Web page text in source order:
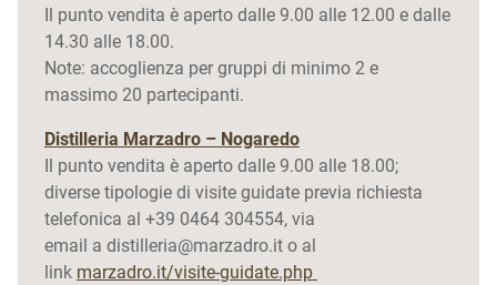
Il punto vendita è aperto dalle 9.00 alle 12.00 e dalle
14.30 alle 18.00.
Note: accoglienza per gruppi di minimo 2 e
massimo 20 partecipanti.
Distilleria Marzadro – Nogaredo
Il punto vendita è aperto dalle 9.00 alle 18.00;
diverse tipologie di visite guidate previa richiesta
telefonica al +39 0464 304554, via
email a distilleria@marzadro.it o al
link marzadro.it/visite-guidate.php